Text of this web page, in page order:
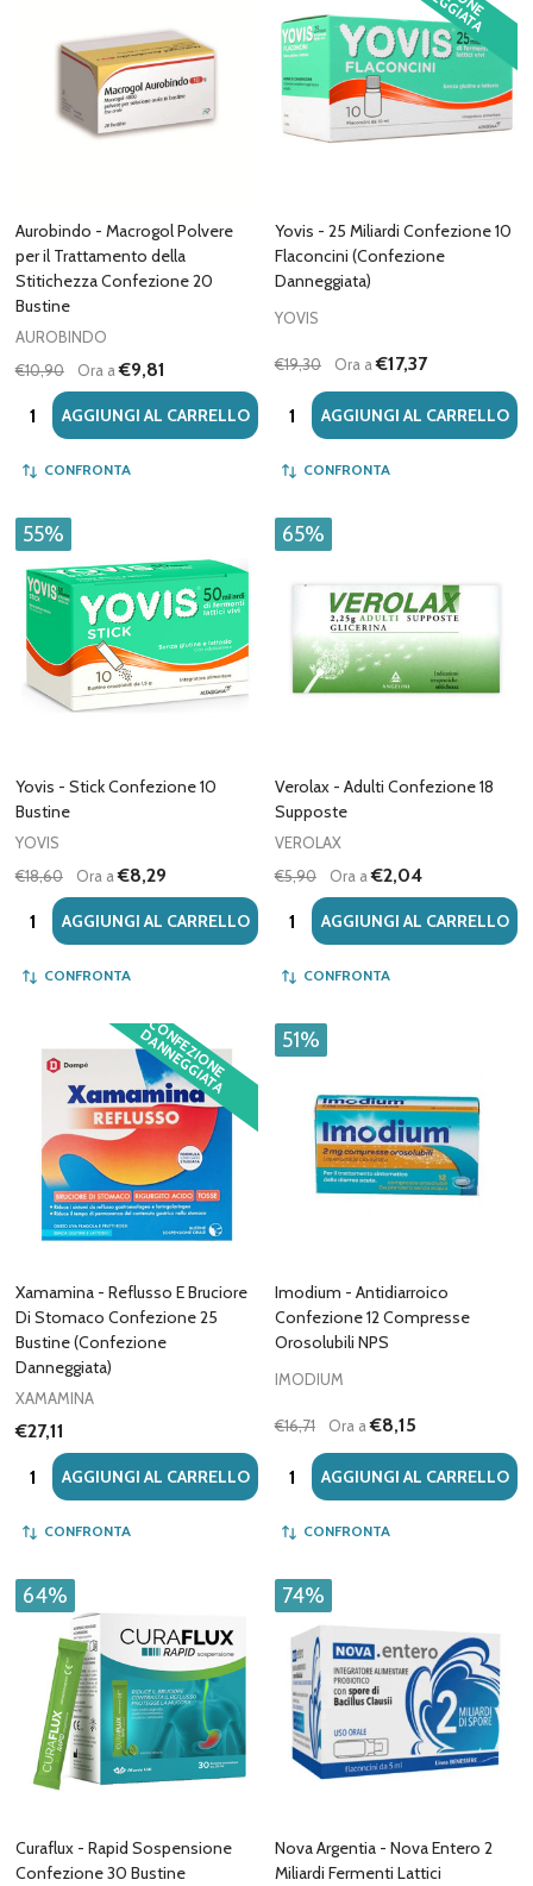
Aurobindo - Macrogol Polvere
per il Trattamento della
Stitichezza Confezione 20
Bustine
AUROBINDO
€10,90
Ora a€9,81
Quantità:AGGIUNGI AL CARRELLO
CONFRONTA
Yovis - 25 Miliardi Confezione 10
Flaconcini (Confezione
Danneggiata)
YOVIS
€19,30 Ora a€17,37
Quantità:AGGIUNGI AL CARRELLO
CONFRONTA
55%
Yovis - Stick Confezione 10
Bustine
YOVIS
€18,60
Ora a€8,29
Quantità:AGGIUNGI AL CARRELLO
CONFRONTA
65%
Verolax - Adulti Confezione 18
Supposte
VEROLAX
€5,90
Ora a€2,04
Quantità:AGGIUNGI AL CARRELLO
CONFRONTA
C
O
N
F
E
Z
IO
N
E
D
A
N
N
E
G
G
IA
T
A
Xamamina - Reflusso E Bruciore
Di Stomaco Confezione 25
Bustine (Confezione
Danneggiata)
XAMAMINA
€27,11
Quantità:AGGIUNGI AL CARRELLO
CONFRONTA
51%
Imodium - Antidiarroico
Confezione 12 Compresse
Orosolubili NPS
IMODIUM
€16,71 Ora a€8,15
Quantità:AGGIUNGI AL CARRELLO
CONFRONTA
64%
Curaflux - Rapid Sospensione
Confezione 30 Bustine
74%
Nova Argentia - Nova Entero 2
Miliardi Fermenti Lattici